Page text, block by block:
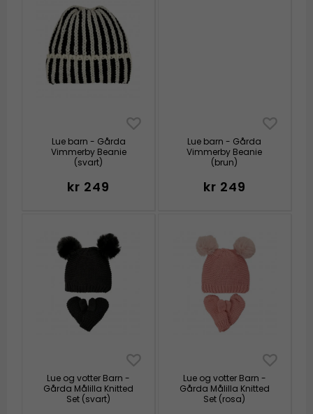
Lue barn - Gårda
Vimmerby Beanie
(svart)
kr 249
Lue barn - Gårda
Vimmerby Beanie
(brun)
kr 249
Lue og votter Barn -
Gårda Målilla Knitted
Set (svart)
Lue og votter Barn -
Gårda Målilla Knitted
Set (rosa)